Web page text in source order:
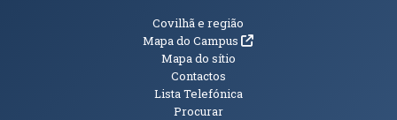
Informações Adicionais
Covilhã e região
Mapa do Campus(abre em nova janela)
Mapa do sítio
Contactos
Lista Telefónica
Procurar